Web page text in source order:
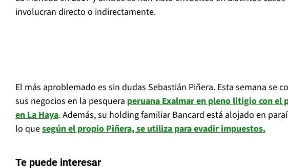
involucran directo o indirectamente.
El más aproblemado es sin dudas Sebastián Piñera. Esta semana se
sus negocios en la pesquera peruana Exalmar en pleno litigio con el
en La Haya. Además, su holding familiar Bancard está alojado en
lo quesegún el propio Piñera, se utiliza para evadir impuestos.
Te puede interesar